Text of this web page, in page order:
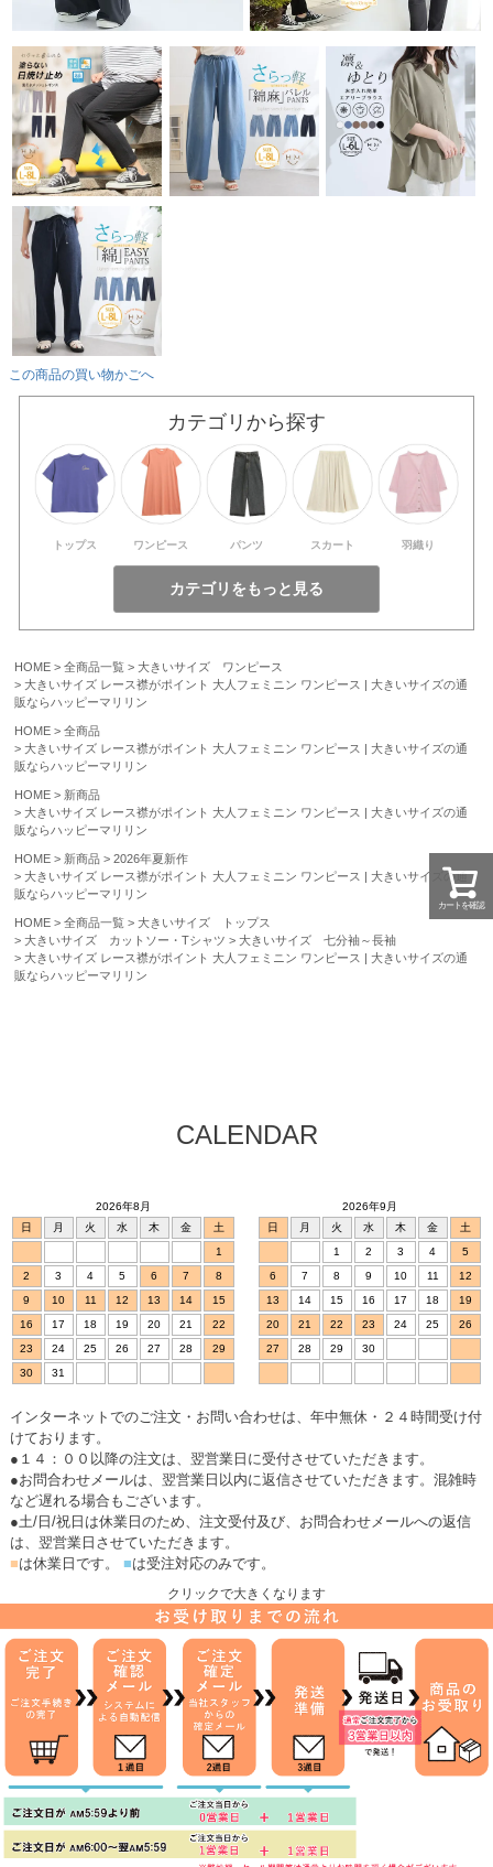
この商品の買い物かごへ
カートを確認
カテゴリから探す
トップス ワンピース パンツ スカート 羽織り
HOME 全商品一覧
大きいサイズ ワンピース
大きいサイズ レース襟がポイント 大人フェミニン ワンピース | 大きいサイズの通
販ならハッピーマリリン
HOME
全商品
大きいサイズ レース襟がポイント 大人フェミニン ワンピース | 大きいサイズの通
販ならハッピーマリリン
HOME
新商品
大きいサイズ レース襟がポイント 大人フェミニン ワンピース | 大きいサイズの通
販ならハッピーマリリン
HOME 新商品
2026年夏新作
大きいサイズ レース襟がポイント 大人フェミニン ワンピース | 大きいサイズの通
販ならハッピーマリリン
HOME 全商品一覧
大きいサイズ トップス
大きいサイズ カットソー・Tシャツ
大きいサイズ 七分袖～長袖
大きいサイズ レース襟がポイント 大人フェミニン ワンピース | 大きいサイズの通
販ならハッピーマリリン
CALENDAR
2026年8月
日
月 火 水 木 金
土
1
2
3 4 5 6 7
8
9
10 11 12 13 14
15
16
17 18 19 20 21
22
23
24 25 26 27 28
29
30
31
2026年9月
日
月 火 水 木 金
土
1
2 3 4
5
6
7 8 9 10 11
12
13
14 15 16 17 18
19
20
21 22 23 24 25
26
27
28 29 30
インターネットでのご注文・お問い合わせは、年中無休・２４時間受け付
けております。
●１４：００以降の注文は、翌営業日に受付させていただきます。
●お問合わせメールは、翌営業日以内に返信させていただきます。混雑時
など遅れる場合もございます。
●土/日/祝日は休業日のため、注文受付及び、お問合わせメールへの返信
は、翌営業日させていただきます。
■は休業日です。 ■は受注対応のみです。
クリックで大きくなります